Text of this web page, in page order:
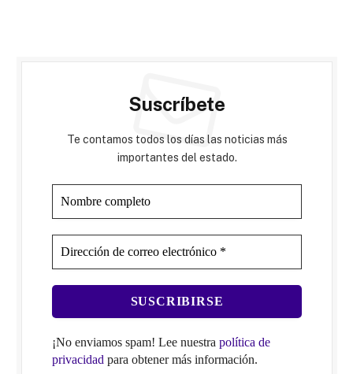
Suscríbete
Te contamos todos los días las noticias más
importantes del estado.
¡No enviamos spam! Lee nuestra política de
privacidad para obtener más información.